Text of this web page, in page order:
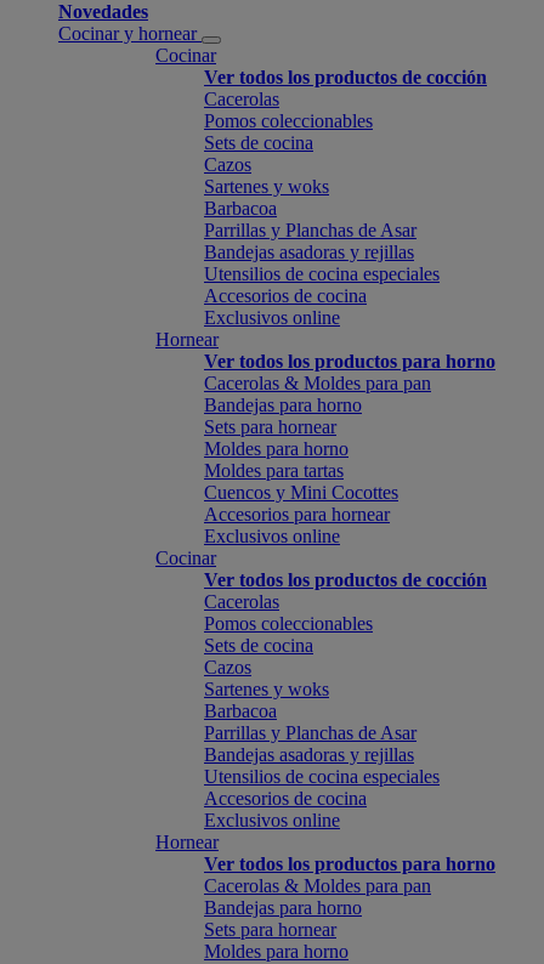
Novedades
Cocinar y hornear
Cocinar
Ver todos los productos de cocción
Cacerolas
Pomos coleccionables
Sets de cocina
Cazos
Sartenes y woks
Barbacoa
Parrillas y Planchas de Asar
Bandejas asadoras y rejillas
Utensilios de cocina especiales
Accesorios de cocina
Exclusivos online
Hornear
Ver todos los productos para horno
Cacerolas & Moldes para pan
Bandejas para horno
Sets para hornear
Moldes para horno
Moldes para tartas
Cuencos y Mini Cocottes
Accesorios para hornear
Exclusivos online
Cocinar
Ver todos los productos de cocción
Cacerolas
Pomos coleccionables
Sets de cocina
Cazos
Sartenes y woks
Barbacoa
Parrillas y Planchas de Asar
Bandejas asadoras y rejillas
Utensilios de cocina especiales
Accesorios de cocina
Exclusivos online
Hornear
Ver todos los productos para horno
Cacerolas & Moldes para pan
Bandejas para horno
Sets para hornear
Moldes para horno